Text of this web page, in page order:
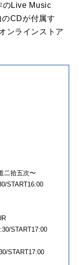
のLive Music
CDが付属す
ンラインストア
二拾五次〜
START16:00
START17:00
START17:00